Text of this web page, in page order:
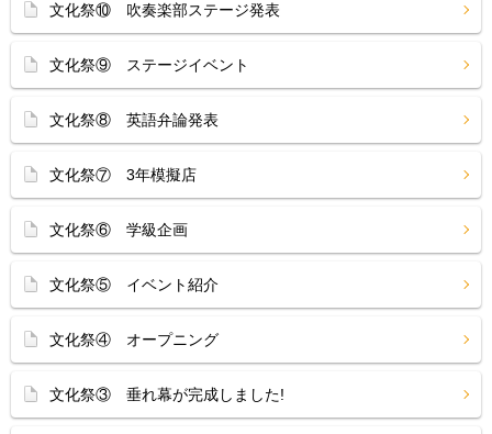
文化祭⑩ 吹奏楽部ステージ発表
文化祭⑨ ステージイベント
文化祭⑧ 英語弁論発表
文化祭⑦ 3年模擬店
文化祭⑥ 学級企画
文化祭⑤ イベント紹介
文化祭④ オープニング
文化祭③ 垂れ幕が完成しました!